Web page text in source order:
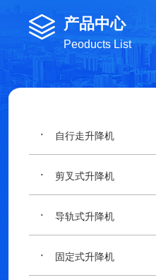
产品中心
Peoducts List
· 自行走升降机
· 剪叉式升降机
· 导轨式升降机
· 固定式升降机